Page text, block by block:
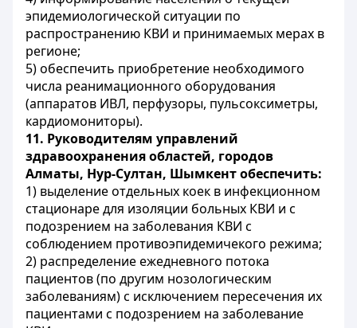
эпидемиологической ситуации по
распространению КВИ и принимаемых мерах в
регионе;
5) обеспечить приобретение необходимого
числа реанимационного оборудования
(аппаратов ИВЛ, перфузоры, пульсоксиметры,
кардиомониторы).
11. Руководителям управлений
здравоохранения областей, городов
Алматы, Нур-Султан, Шымкент обеспечить:
1) выделение отдельных коек в инфекционном
стационаре для изоляции больных КВИ и с
подозрением на заболевания КВИ с
соблюдением противоэпидемичекого режима;
2) распределение ежедневного потока
пациентов (по другим нозологическим
заболеваниям) с исключением пересечения их
пациентами с подозрением на заболевание